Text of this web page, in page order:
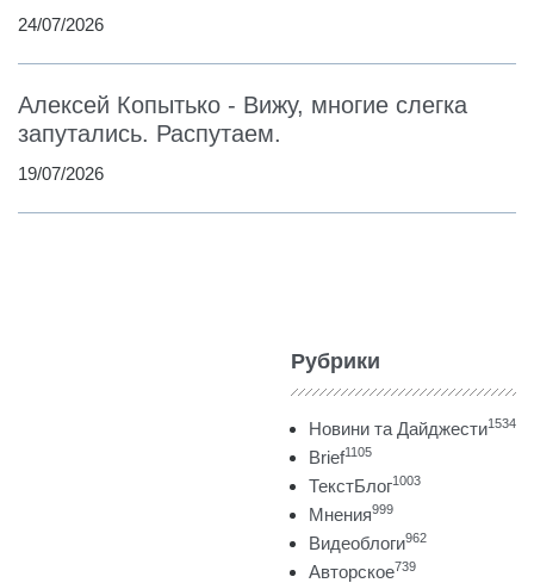
24/07/2026
Алексей Копытько - Вижу, многие слегка
запутались. Распутаем.
19/07/2026
Рубрики
Новини та Дайджести1534
Brief1105
ТекстБлог1003
Мнения999
Видеоблоги962
Авторское739